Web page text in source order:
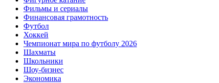
Фильмы и сериалы
Финансовая грамотность
Футбол
Хоккей
Чемпионат мира по футболу 2026
Шахматы
Школьники
Шоу-бизнес
Экономика